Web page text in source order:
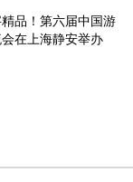
品！第六届中国游
在上海静安举办